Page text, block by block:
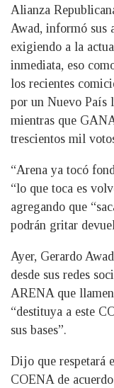
Alianza
Awad, informó sus
exigiendo a la
inmediata, eso
los recientes
por un Nuevo País
mientras que
trescientos mil
“Arena ya tocó
“lo que toca es
agregando que
podrán gritar
Ayer, Gerardo
desde sus redes
ARENA que
“destituya a este
sus bases”.
Dijo que respetará
COENA de